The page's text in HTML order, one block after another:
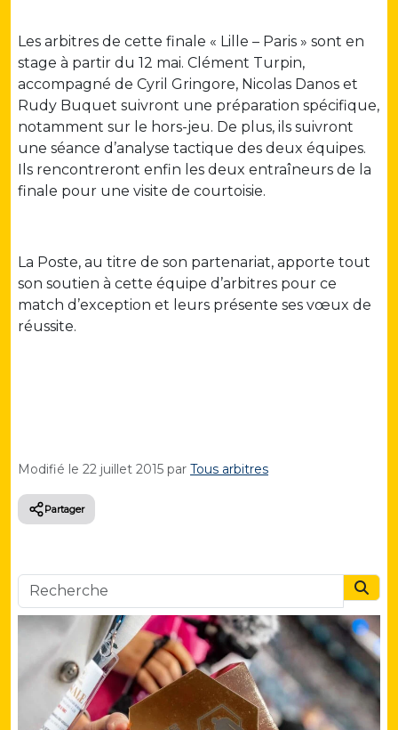
Les arbitres de cette finale « Lille – Paris » sont en
stage à partir du 12 mai. Clément Turpin,
accompagné de Cyril Gringore, Nicolas Danos et
Rudy Buquet suivront une préparation spécifique,
notamment sur le hors-jeu. De plus, ils suivront
une séance d’analyse tactique des deux équipes.
Ils rencontreront enfin les deux entraîneurs de la
finale pour une visite de courtoisie.
La Poste, au titre de son partenariat, apporte tout
son soutien à cette équipe d’arbitres pour ce
match d’exception et leurs présente ses vœux de
réussite.
Modifié le 22 juillet 2015 par Tous arbitres
Partager